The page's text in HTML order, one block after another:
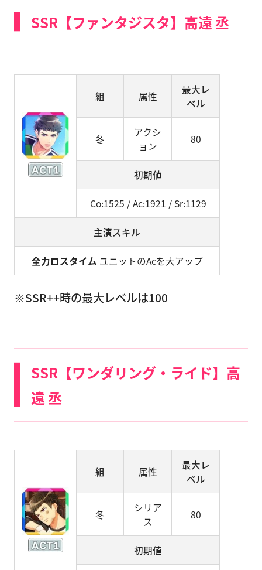
SSR【ファンタジスタ】高遠 丞
組 属性
最大レ
ベル
冬
アクシ
ョン
80
初期値
Co:1525 / Ac:1921 / Sr:1129
主演スキル
全力ロスタイム ユニットのAcを大アップ
※SSR++時の最大レベルは100
SSR【ワンダリング・ライド】高
遠 丞
組 属性
最大レ
ベル
冬
シリア
ス
80
初期値